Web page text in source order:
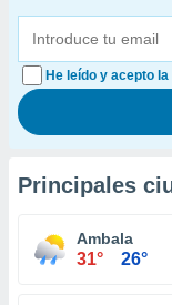
He leído y acepto
Principales
Ambala
31° 26°